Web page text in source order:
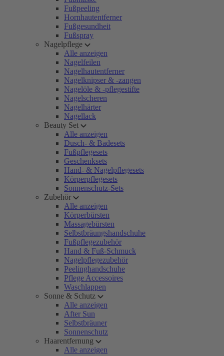
Fußpeeling
Hornhautentferner
Fußgesundheit
Fußspray
Nagelpflege
Alle anzeigen
Nagelfeilen
Nagelhautentferner
Nagelknipser & -zangen
Nagelöle & -pflegestifte
Nagelscheren
Nagelhärter
Nagellack
Beauty Set
Alle anzeigen
Dusch- & Badesets
Fußpflegesets
Geschenksets
Hand- & Nagelpflegesets
Körperpflegesets
Sonnenschutz-Sets
Zubehör
Alle anzeigen
Körperbürsten
Massagebürsten
Selbstbräungshandschuhe
Fußpflegezubehör
Hand & Fuß-Schmuck
Nagelpflegezubehör
Peelinghandschuhe
Pflege Accessoires
Waschlappen
Sonne & Schutz
Alle anzeigen
After Sun
Selbstbräuner
Sonnenschutz
Haarentfernung
Alle anzeigen